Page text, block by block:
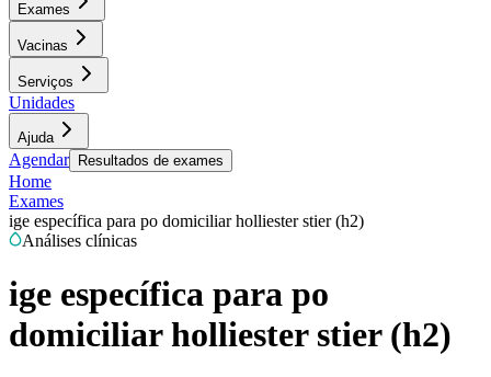
Exames
Vacinas
Serviços
Unidades
Ajuda
Agendar Resultados de exames
Home
Exames
ige específica para po domiciliar holliester stier (h2)
Análises clínicas
ige específica para po
domiciliar holliester stier (h2)